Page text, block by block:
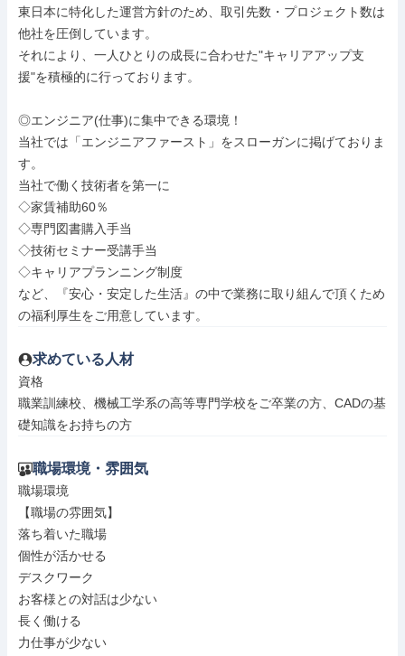
東日本に特化した運営方針のため、取引先数・プロジェクト数は
他社を圧倒しています。
それにより、一人ひとりの成長に合わせた"キャリアアップ支
援"を積極的に行っております。
◎エンジニア(仕事)に集中できる環境！
当社では「エンジニアファースト」をスローガンに掲げておりま
す。
当社で働く技術者を第一に
◇家賃補助60％
◇専門図書購入手当
◇技術セミナー受講手当
◇キャリアプランニング制度
など、『安心・安定した生活』の中で業務に取り組んで頂くため
の福利厚生をご用意しています。
求めている人材
資格
職業訓練校、機械工学系の高等専門学校をご卒業の方、CADの基
礎知識をお持ちの方
職場環境・雰囲気
職場環境
【職場の雰囲気】
落ち着いた職場
個性が活かせる
デスクワーク
お客様との対話は少ない
長く働ける
力仕事が少ない